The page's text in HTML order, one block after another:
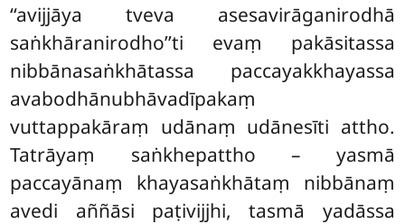
‘‘avijjāya tveva asesavirāganirodhā
saṅkhāranirodho’’ti evaṃ pakāsitassa
nibbānasaṅkhātassa paccayakkhayassa
avabodhānubhāvadīpakaṃ
vuttappakāraṃ udānaṃ udānesīti attho.
Tatrāyaṃ saṅkhepattho – yasmā
paccayānaṃ khayasaṅkhātaṃ nibbānaṃ
avedi aññāsi paṭivijjhi, tasmā yadāssa